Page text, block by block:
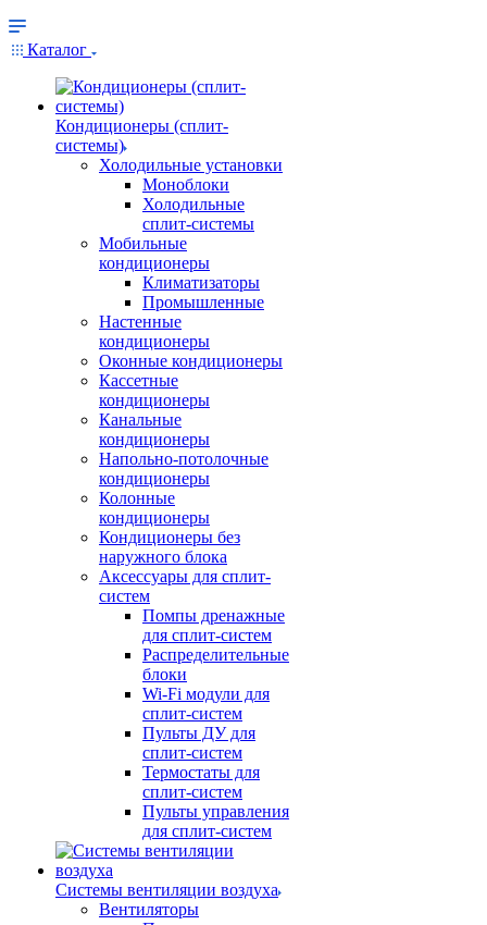
Каталог
Кондиционеры (сплит-
системы)
Холодильные установки
Моноблоки
Холодильные
сплит-системы
Мобильные
кондиционеры
Климатизаторы
Промышленные
Настенные
кондиционеры
Оконные кондиционеры
Кассетные
кондиционеры
Канальные
кондиционеры
Напольно-потолочные
кондиционеры
Колонные
кондиционеры
Кондиционеры без
наружного блока
Аксессуары для сплит-
систем
Помпы дренажные
для сплит-систем
Распределительные
блоки
Wi-Fi модули для
сплит-систем
Пульты ДУ для
сплит-систем
Термостаты для
сплит-систем
Пульты управления
для сплит-систем
Системы вентиляции воздуха
Вентиляторы